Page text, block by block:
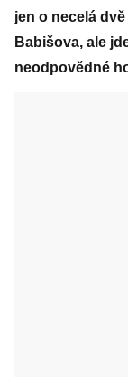
jen o necelá
Babišova, ale
neodpovědné